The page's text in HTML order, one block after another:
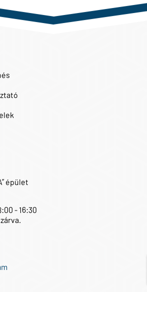
épület
- 16:30